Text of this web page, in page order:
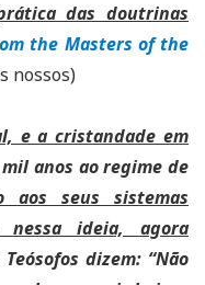
das doutrinas
the Masters of the
nossos)
e a cristandade em
anos ao regime de
aos seus sistemas
nessa ideia, agora
Teósofos dizem: “Não